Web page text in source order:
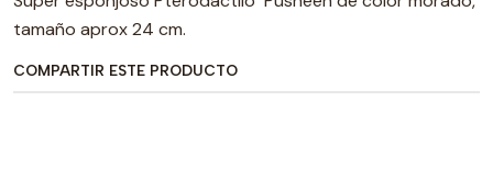
tamaño aprox 24 cm.
COMPARTIR ESTE PRODUCTO